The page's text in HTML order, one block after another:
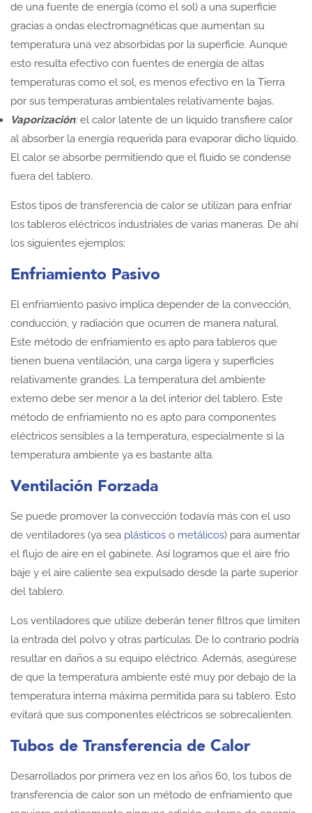
de una fuente de energía (como el sol) a una superficie
gracias a ondas electromagnéticas que aumentan su
temperatura una vez absorbidas por la superficie. Aunque
esto resulta efectivo con fuentes de energía de altas
temperaturas como el sol, es menos efectivo en la Tierra
por sus temperaturas ambientales relativamente bajas.
Vaporización:el calor latente de un líquido transfiere calor
al absorber la energía requerida para evaporar dicho líquido.
El calor se absorbe permitiendo que el fluido se condense
fuera del tablero.
Estos tipos de transferencia de calor se utilizan para enfriar
los tableros eléctricos industriales de varias maneras. De ahí
los siguientes ejemplos:
Enfriamiento Pasivo
El enfriamiento pasivo implica depender de la convección,
conducción, y radiación que ocurren de manera natural.
Este método de enfriamiento es apto para tableros que
tienen buena ventilación, una carga ligera y superficies
relativamente grandes. La temperatura del ambiente
externo debe ser menor a la del interior del tablero. Este
método de enfriamiento no es apto para componentes
eléctricos sensibles a la temperatura, especialmente si la
temperatura ambiente ya es bastante alta.
Ventilación Forzada
Se puede promover la convección todavía más con el uso
de ventiladores (ya sea plásticos o metálicos) para aumentar
el flujo de aire en el gabinete. Así logramos que el aire frio
baje y el aire caliente sea expulsado desde la parte superior
del tablero.
Los ventiladores que utilize deberán tener filtros que limiten
la entrada del polvo y otras partículas. De lo contrario podría
resultar en daños a su equipo eléctrico. Además, asegúrese
de que la temperatura ambiente esté muy por debajo de la
temperatura interna máxima permitida para su tablero. Esto
evitará que sus componentes eléctricos se sobrecalienten.
Tubos de Transferencia de Calor
Desarrollados por primera vez en los años 60, los tubos de
transferencia de calor son un método de enfriamiento que